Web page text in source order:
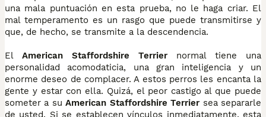
una mala puntuación en esta prueba, no le haga criar. El
mal temperamento es un rasgo que puede transmitirse y
que, de hecho, se transmite a la descendencia.
El American Staffordshire Terrier normal tiene una
personalidad acomodaticia, una gran inteligencia y un
enorme deseo de complacer. A estos perros les encanta la
gente y estar con ella. Quizá, el peor castigo al que puede
someter a suAmerican Staffordshire Terrier sea separarle
de usted. Si se establecen vínculos inmediatamente, esta